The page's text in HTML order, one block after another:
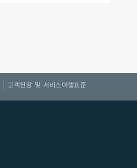
고객헌장 및 서비스이행표준